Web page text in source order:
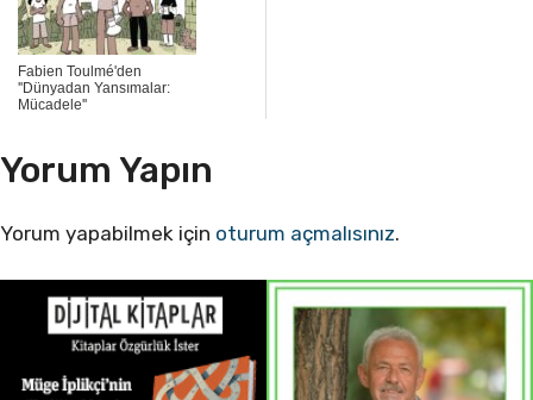
Fabien Toulmé'den
''Dünyadan Yansımalar:
Mücadele''
Yorum Yapın
Yorum yapabilmek için oturum açmalısınız.